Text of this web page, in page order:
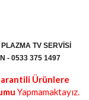
TV SERVISI
- 0533 375 1497
Ürünlere
Yapmamaktayız.